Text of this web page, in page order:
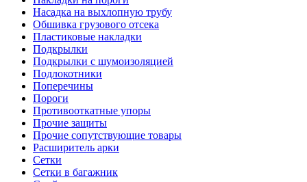
Насадка на выхлопную трубу
Обшивка грузового отсека
Пластиковые накладки
Подкрылки
Подкрылки с шумоизоляцией
Подлокотники
Поперечины
Пороги
Противооткатные упоры
Прочие защиты
Прочие сопутствующие товары
Расширитель арки
Сетки
Сетки в багажник